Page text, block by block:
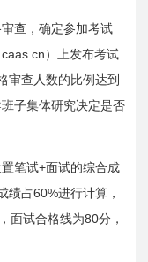
查，确定参加考试
）上发布考试
审查人数的比例达到
子集体研究决定是否
置笔试+面试的综合成
绩占60%进行计算，
面试合格线为80分，